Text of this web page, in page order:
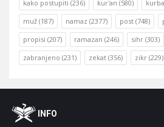
kako postupiti (236) kur'an (580)
muž (187) namaz (2377) post (748)
propisi (207) ramazan (246) sihr (303)
zabranjeno (231) zekat (356) zikr (229)
FooterOINFO